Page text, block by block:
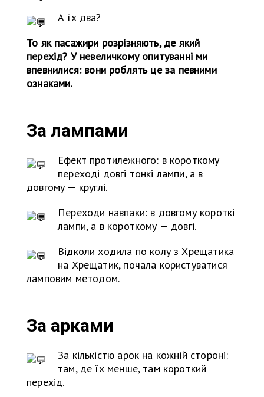
А їх два?
То як пасажири розрізняють, де який
перехід? У невеличкому опитуванні ми
впевнилися: вони роблять це за певними
ознаками.
За лампами
Ефект протилежного: в короткому
переході довгі тонкі лампи, а в
довгому — круглі.
Переходи навпаки: в довгому короткі
лампи, а в короткому — довгі.
Відколи ходила по колу з Хрещатика
на Хрещатик, почала користуватися
ламповим методом.
За арками
За кількістю арок на кожній стороні:
там, де їх менше, там короткий
перехід.